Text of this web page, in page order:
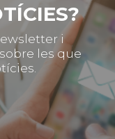
i
les que